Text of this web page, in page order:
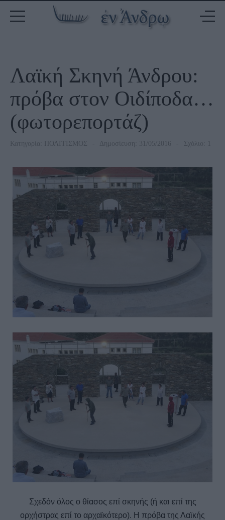
Λαϊκή Σκηνή Άνδρου:
πρόβα στον Οιδίποδα…
(φωτορεπορτάζ)
Κατηγορία: ΠΟΛΙΤΙΣΜΟΣ Δημοσίευση: 31/05/2016 Σχόλιο: 1
Σχεδόν όλος ο θίασος επί σκηνής (ή και επί της
ορχήστρας επί το αρχαϊκότερο). Η πρόβα της Λαϊκής